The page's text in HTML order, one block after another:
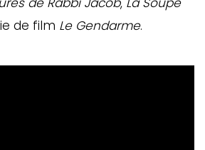
de film Le Gendarme.